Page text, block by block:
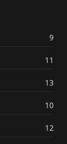
9
11
13
10
12